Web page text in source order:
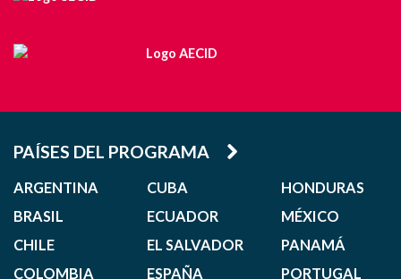
PAÍSES DEL PROGRAMA
ARGENTINA
BRASIL
CHILE
COLOMBIA
CUBA
ECUADOR
EL SALVADOR
ESPAÑA
HONDURAS
MÉXICO
PANAMÁ
PORTUGAL